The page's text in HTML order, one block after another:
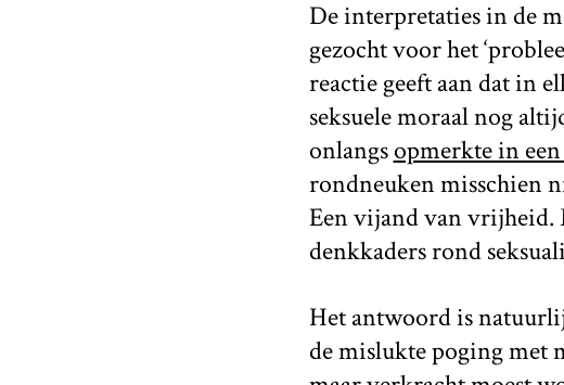
De interpretaties in de
gezocht voor het
reactie geeft aan dat in
seksuele moraal nog
onlangsopmerkte in
rondneuken misschien
Een vijand van vrijheid.
denkkaders rond
Het antwoord is
de mislukte poging met